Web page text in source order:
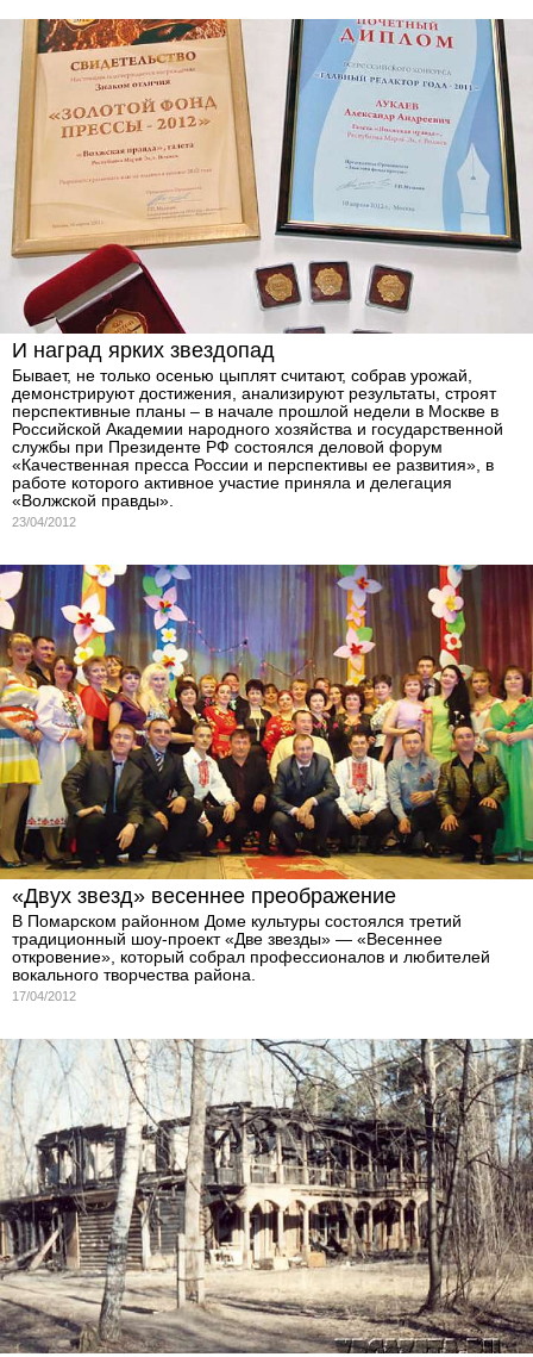
И наград ярких звездопад
Бывает, не только осенью цыплят считают, собрав урожай,
демонстрируют достижения, анализируют результаты, строят
перспективные планы – в начале прошлой недели в Москве в
Российской Академии народного хозяйства и государственной
службы при Президенте РФ состоялся деловой форум
«Качественная пресса России и перспективы ее развития», в
работе которого активное участие приняла и делегация
«Волжской правды».
23/04/2012
«Двух звезд» весеннее преображение
В Помарском районном Доме культуры состоялся третий
традиционный шоу-проект «Две звезды» — «Весеннее
откровение», который собрал профессионалов и любителей
вокального творчества района.
17/04/2012